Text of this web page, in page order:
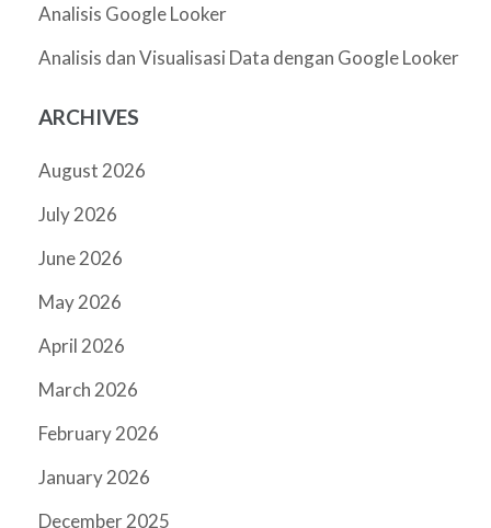
Analisis Google Looker
Analisis dan Visualisasi Data dengan Google Looker
ARCHIVES
August 2026
July 2026
June 2026
May 2026
April 2026
March 2026
February 2026
January 2026
December 2025